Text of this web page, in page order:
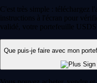
C'est très simple : téléchargez
instructions à l'écran pour
validé, votre portefeuille USDS
Que puis-je faire avec mon